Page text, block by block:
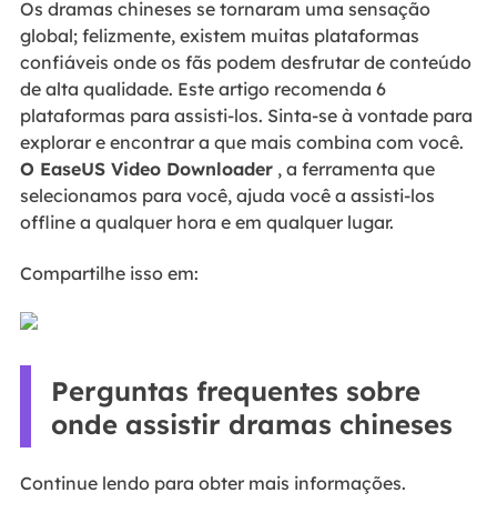
Os dramas chineses se tornaram uma sensação
global; felizmente, existem muitas plataformas
confiáveis onde os fãs podem desfrutar de conteúdo
de alta qualidade. Este artigo recomenda 6
plataformas para assisti-los. Sinta-se à vontade para
explorar e encontrar a que mais combina com você.
O EaseUS Video Downloader, a ferramenta que
selecionamos para você, ajuda você a assisti-los
offline a qualquer hora e em qualquer lugar.
Compartilhe isso em:
Perguntas frequentes sobre
onde assistir dramas chineses
Continue lendo para obter mais informações.